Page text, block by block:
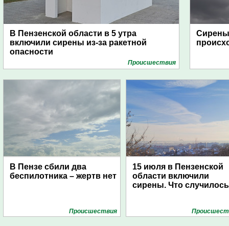
В Пензенской области в 5 утра
включили сирены из-за ракетной
опасности
Проиcшествия
Сирены
В Пензе сбили два
беспилотника – жертв нет
Проиcшествия
15 июля в Пензенской
области включили
сирены. Что